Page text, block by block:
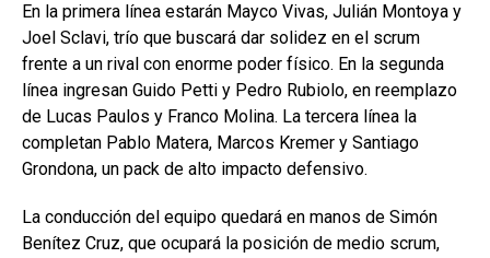
En la primera línea estarán Mayco Vivas, Julián Montoya y
Joel Sclavi, trío que buscará dar solidez en el scrum
frente a un rival con enorme poder físico. En la segunda
línea ingresan Guido Petti y Pedro Rubiolo, en reemplazo
de Lucas Paulos y Franco Molina. La tercera línea la
completan Pablo Matera, Marcos Kremer y Santiago
Grondona, un pack de alto impacto defensivo.
La conducción del equipo quedará en manos de Simón
Benítez Cruz, que ocupará la posición de medio scrum,